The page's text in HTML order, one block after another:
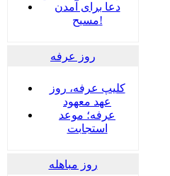
دعا برای آمدن
مسیح!
روز عرفه
کلیپ عرفه، روز
عهد معهود
عرفه؛ موعد
استجابت
روز مباهله